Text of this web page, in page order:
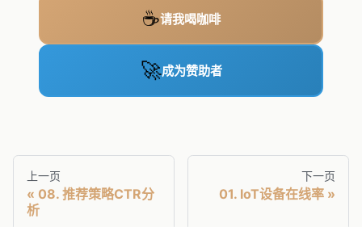
☕请我喝咖啡
🚀成为赞助者
上一页
08. 推荐策略CTR分
析
下一页
01. IoT设备在线率